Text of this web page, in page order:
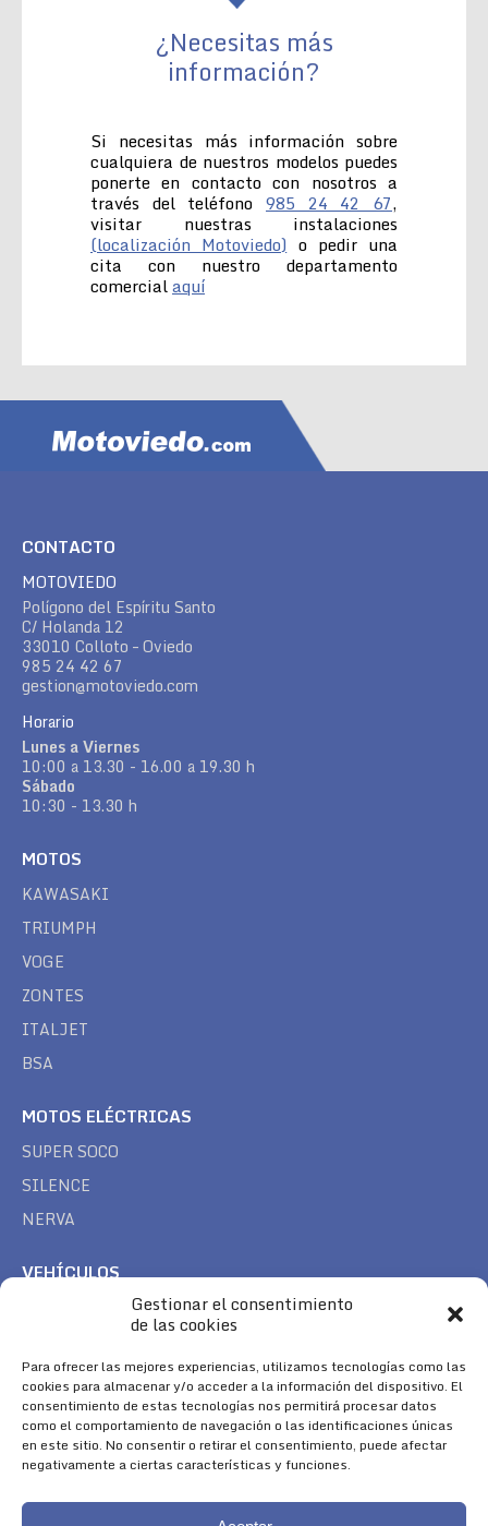
Gestionar el consentimiento
de las cookies
Para ofrecer las mejores experiencias, utilizamos tecnologías como las
cookies para almacenar y/o acceder a la información del dispositivo. El
consentimiento de estas tecnologías nos permitirá procesar datos
como el comportamiento de navegación o las identificaciones únicas
en este sitio. No consentir o retirar el consentimiento, puede afectar
negativamente a ciertas características y funciones.
¿Necesitas más
información?
Si necesitas más información sobre
cualquiera de nuestros modelos puedes
ponerte en contacto con nosotros a
través del teléfono 985 24 42 67,
visitar nuestras instalaciones
(localización Motoviedo) o pedir una
cita con nuestro departamento
comercialaquí
CONTACTO
MOTOVIEDO
Polígono del Espíritu Santo
C/ Holanda 12
33010 Colloto – Oviedo
985 24 42 67
gestion@motoviedo.com
Horario
Lunes a Viernes
10:00 a 13.30 - 16.00 a 19.30 h
Sábado
10:30 - 13.30 h
MOTOS
KAWASAKI
TRIUMPH
VOGE
ZONTES
ITALJET
BSA
MOTOS ELÉCTRICAS
SUPER SOCO
SILENCE
NERVA
VEHÍCULOS
TREK
SÍGUENOS
Encuéntranos en:
Facebook
page
YouTube
page
Instagram
page